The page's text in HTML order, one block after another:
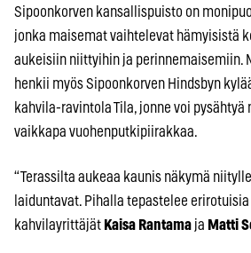
Sipoonkorven kansallispuisto on
jonka maisemat vaihtelevat hämyisistä
aukeisiin niittyihin ja perinnemaisemiin.
henkii myös Sipoonkorven Hindsbyn
kahvila-ravintola Tila, jonne voi
vaikkapa vuohenputkipiirakkaa.
“Terassilta aukeaa kaunis näkymä
laiduntavat. Pihalla tepastelee
kahvilayrittäjät Kaisa Rantama ja Matti